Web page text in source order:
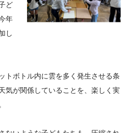
中谷財団レポート
よくあるご質問
マイページ
ど
年
し
トボトル内に雲を多く発生させる条
気が関係していることを、楽しく実